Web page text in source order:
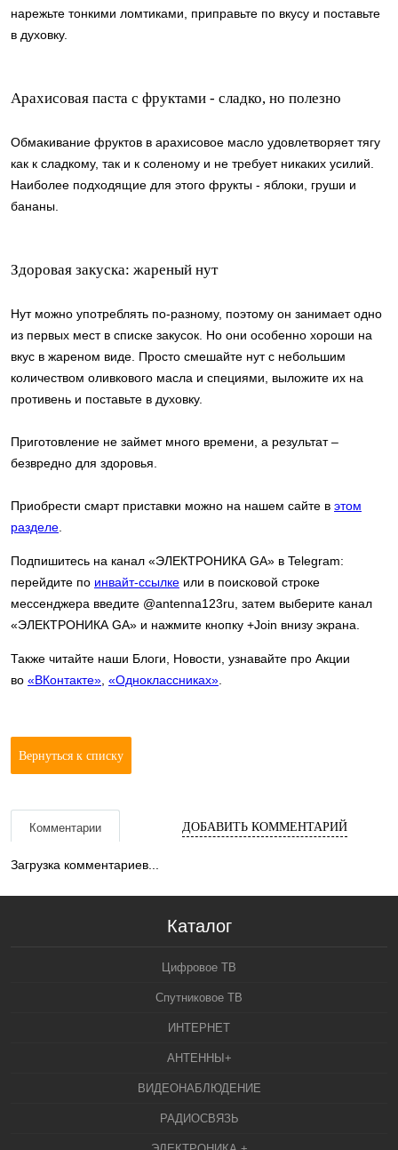
нарежьте тонкими ломтиками, приправьте по вкусу и поставьте
в духовку.
Арахисовая паста с фруктами - сладко, но полезно
Обмакивание фруктов в арахисовое масло удовлетворяет тягу
как к сладкому, так и к соленому и не требует никаких усилий.
Наиболее подходящие для этого фрукты - яблоки, груши и
бананы.
Здоровая закуска: жареный нут
Нут можно употреблять по-разному, поэтому он занимает одно
из первых мест в списке закусок. Но они особенно хороши на
вкус в жареном виде. Просто смешайте нут с небольшим
количеством оливкового масла и специями, выложите их на
противень и поставьте в духовку.
Приготовление не займет много времени, а результат –
безвредно для здоровья.
Приобрести смарт приставки можно на нашем сайте в этом
разделе
Подпишитесь на канал «ЭЛЕКТРОНИКА GA» в Telegram:
перейдите по инвайт-ссылке или в поисковой строке
мессенджера введите @antenna123ru, затем выберите канал
«ЭЛЕКТРОНИКА GA» и нажмите кнопку +Join внизу экрана.
Также читайте наши Блоги, Новости, узнавайте про Акции
во «ВКонтакте» «Одноклассниках»
Вернуться к списку
Комментарии ДОБАВИТЬ КОММЕНТАРИЙ
Загрузка комментариев...
Каталог
Цифровое ТВ
Спутниковое ТВ
ИНТЕРНЕТ
АНТЕННЫ+
ВИДЕОНАБЛЮДЕНИЕ
РАДИОСВЯЗЬ